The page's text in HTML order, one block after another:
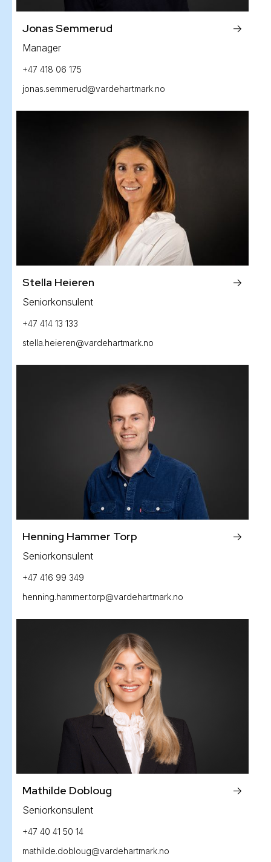
Jonas Semmerud
Manager
->
+47 418 06 175
jonas.semmerud@vardehartmark.no
Stella Heieren
Seniorkonsulent
->
+47 414 13 133
stella.heieren@vardehartmark.no
Henning Hammer Torp
Seniorkonsulent
->
+47 416 99 349
henning.hammer.torp@vardehartmark.no
Mathilde Dobloug
Seniorkonsulent
->
+47 40 41 50 14
mathilde.dobloug@vardehartmark.no